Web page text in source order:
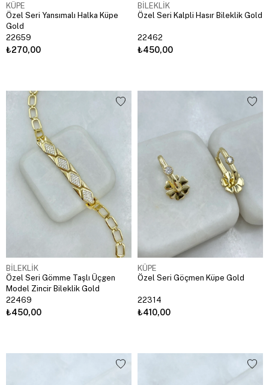
KÜPE
Özel Seri Yansımalı Halka Küpe
Gold
22659
₺270,00
BİLEKLİK
Özel Seri Kalpli Hasır Bileklik Gold
22462
₺450,00
BİLEKLİK
Özel Seri Gömme Taşlı Üçgen
Model Zincir Bileklik Gold
22469
₺450,00
KÜPE
Özel Seri Göçmen Küpe Gold
22314
₺410,00